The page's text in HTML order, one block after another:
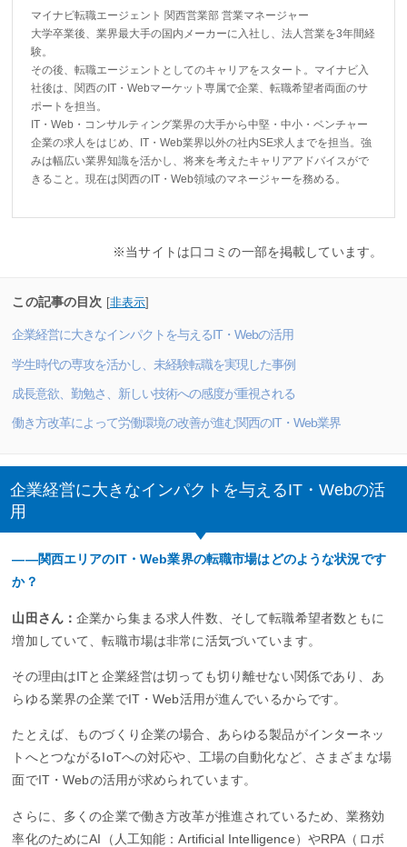
マイナビ転職エージェント 関西営業部 営業マネージャー
大学卒業後、業界最大手の国内メーカーに入社し、法人営業を3年間経
験。
その後、転職エージェントとしてのキャリアをスタート。マイナビ入
社後は、関西のIT・Webマーケット専属で企業、転職希望者両面のサ
ポートを担当。
IT・Web・コンサルティング業界の大手から中堅・中小・ベンチャー
企業の求人をはじめ、IT・Web業界以外の社内SE求人までを担当。強
みは幅広い業界知識を活かし、将来を考えたキャリアアドバイスがで
きること。現在は関西のIT・Web領域のマネージャーを務める。
※当サイトは口コミの一部を掲載しています。
この記事の目次 [非表示]
企業経営に大きなインパクトを与えるIT・Webの活用
学生時代の専攻を活かし、未経験転職を実現した事例
成長意欲、勤勉さ、新しい技術への感度が重視される
働き方改革によって労働環境の改善が進む関西のIT・Web業界
企業経営に大きなインパクトを与えるIT・Webの活
用
――関西エリアのIT・Web業界の転職市場はどのような状況です
か？
山田さん：企業から集まる求人件数、そして転職希望者数ともに
増加していて、転職市場は非常に活気づいています。
その理由はITと企業経営は切っても切り離せない関係であり、あ
らゆる業界の企業でIT・Web活用が進んでいるからです。
たとえば、ものづくり企業の場合、あらゆる製品がインターネッ
トへとつながるIoTへの対応や、工場の自動化など、さまざまな場
面でIT・Webの活用が求められています。
さらに、多くの企業で働き方改革が推進されているため、業務効
率化のためにAI（人工知能：Artificial Intelligence）やRPA（ロボ